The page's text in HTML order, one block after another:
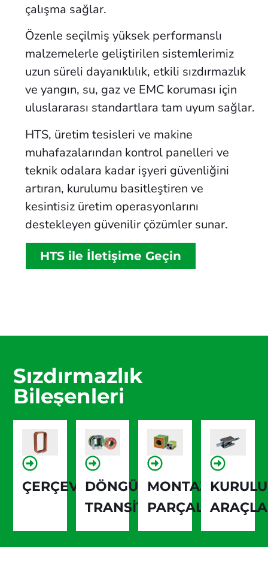
çalışma sağlar.
Özenle seçilmiş yüksek performanslı
malzemelerle geliştirilen sistemlerimiz
uzun süreli dayanıklılık, etkili sızdırmazlık
ve yangın, su, gaz ve EMC koruması için
uluslararası standartlara tam uyum sağlar.
HTS, üretim tesisleri ve makine
muhafazalarından kontrol panelleri ve
teknik odalara kadar işyeri güvenliğini
artıran, kurulumu basitleştiren ve
kesintisiz üretim operasyonlarını
destekleyen güvenilir çözümler sunar.
HTS ile İletişime Geçin
Sızdırmazlık
Bileşenleri
ÇERÇEVELER
DÖNGÜ
TRANSİT
MONTAJ
PARÇALARI